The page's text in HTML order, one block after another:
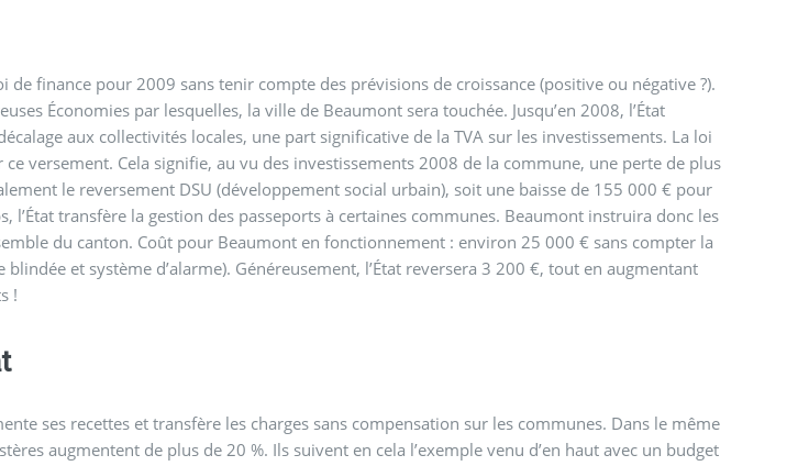
de finance pour 2009 sans tenir compte des prévisions de croissance (positive ou négative ?).
Économies par lesquelles, la ville de Beaumont sera touchée. Jusqu’en 2008, l’État
aux collectivités locales, une part significative de la TVA sur les investissements. La loi
versement. Cela signifie, au vu des investissements 2008 de la commune, une perte de plus
le reversement DSU (développement social urbain), soit une baisse de 155 000 € pour
l’État transfère la gestion des passeports à certaines communes. Beaumont instruira donc les
du canton. Coût pour Beaumont en fonctionnement : environ 25 000 € sans compter la
et système d’alarme). Généreusement, l’État reversera 3 200 €, tout en augmentant
!
ses recettes et transfère les charges sans compensation sur les communes. Dans le même
augmentent de plus de 20 %. Ils suivent en cela l’exemple venu d’en haut avec un budget